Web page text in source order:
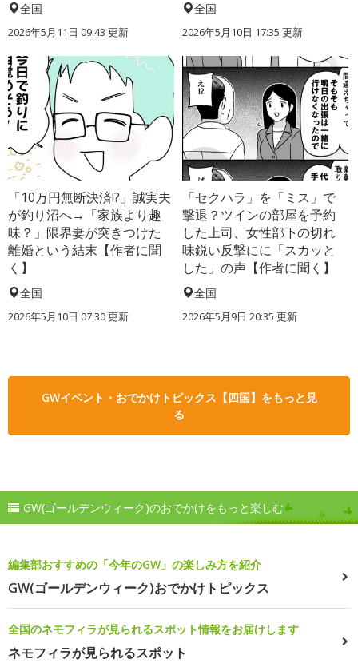
全国
2026年5月11日 09:43 更新
全国
2026年5月10日 17:35 更新
「10万円無断決済!?」誠実夫
が釣り沼へ→「家族より趣
味？」限界妻が突きつけた
離婚という結末【作者に聞
く】
全国
2026年5月10日 07:30 更新
「セクハラ」を「ミス」で
撃退？ツインの部屋を予約
した上司、女性部下の切れ
味鋭い反撃にに「スカッと
した」の声【作者に聞く】
全国
2026年5月9日 20:35 更新
GWイベント・おでかけトピックス【四国】をもっと見
る
GW(ゴールデンウィーク)のおでかけをもっと楽しむ
編集部おすすめの「今年のGW」の楽しみ方を紹介
GW(ゴールデンウィーク)おでかけトピックス
全国のネモフィラが見られるスポット情報をお届けします
ネモフィラが見られるスポット